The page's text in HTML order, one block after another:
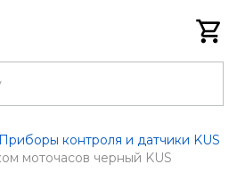
Приборы контроля и датчики KUS
моточасов черный KUS